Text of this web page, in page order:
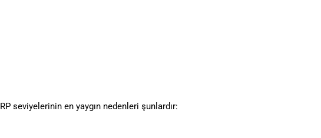
seviyelerinin en yaygın nedenleri şunlardır: